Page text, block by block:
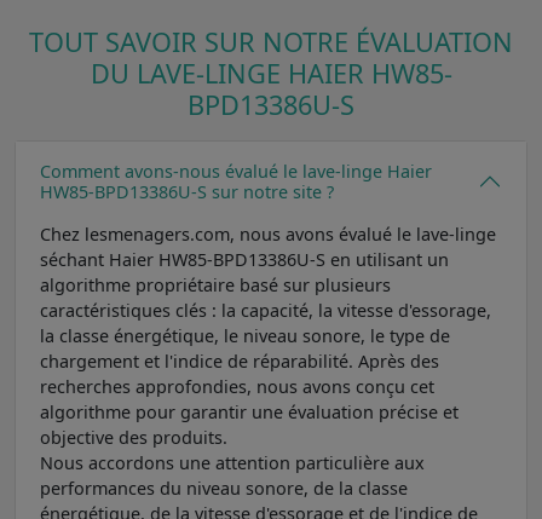
TOUT SAVOIR SUR NOTRE ÉVALUATION
DU LAVE-LINGE HAIER HW85-
BPD13386U-S
Comment avons-nous évalué le lave-linge Haier
HW85-BPD13386U-S sur notre site ?
Chez lesmenagers.com, nous avons évalué le lave-linge
séchant Haier HW85-BPD13386U-S en utilisant un
algorithme propriétaire basé sur plusieurs
caractéristiques clés : la capacité, la vitesse d'essorage,
la classe énergétique, le niveau sonore, le type de
chargement et l'indice de réparabilité. Après des
recherches approfondies, nous avons conçu cet
algorithme pour garantir une évaluation précise et
objective des produits.
Nous accordons une attention particulière aux
performances du niveau sonore, de la classe
énergétique, de la vitesse d'essorage et de l'indice de